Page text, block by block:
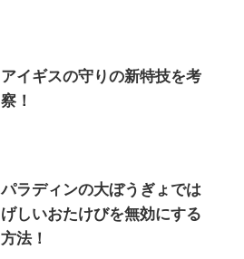
アイギスの守りの新特技を考
察！
パラディンの大ぼうぎょでは
げしいおたけびを無効にする
方法！